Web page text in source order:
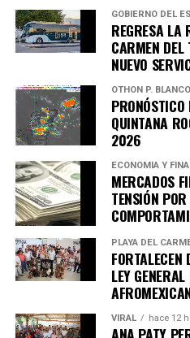
GOBIERNO DEL
REGRESA LA
CARMEN DEL
NUEVO
OTHON P. BLANCO
QUINTANA
2026
ECONOMÍA Y
MERCADOS
TENSIÓN
PLAYA DEL
LEY
VIRAL hace 12
ANA PATY